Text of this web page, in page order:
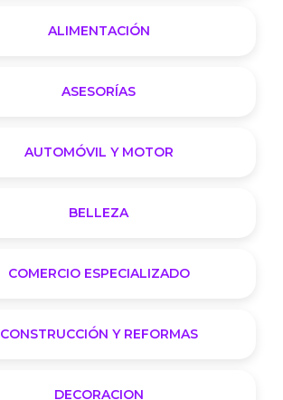
ALIMENTACIÓN
ASESORÍAS
AUTOMÓVIL Y MOTOR
BELLEZA
COMERCIO ESPECIALIZADO
CONSTRUCCIÓN Y REFORMAS
DECORACION